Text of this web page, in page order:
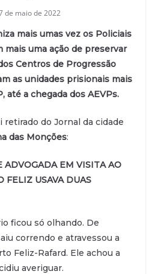
de maio de 2022
mais umas vez os Policiais
mais uma ação de preservar
Centros de Progressão
as unidades prisionais mais
até a chegada dos AEVPs.
do Jornal da cidade
das Monções:
ADVOGADA EM VISITA AO
FELIZ USAVA DUAS
ficou só olhando. De
correndo e atravessou a
Feliz-Rafard. Ele achou a
averiguar.